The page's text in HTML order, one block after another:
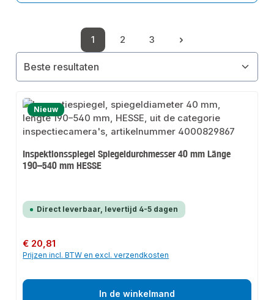
Pagina
1
Pagina
2
Pagina
3
Nieuw
Inspektionsspiegel Spiegeldurchmesser 40 mm Länge
190–540 mm HESSE
Direct leverbaar, levertijd 4-5 dagen
Normale prijs:
€ 20,81
Prijzen incl. BTW en excl. verzendkosten
In de winkelmand